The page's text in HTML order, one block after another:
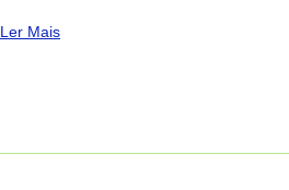
perfeitamente mate. O que me faz dar
parecer que, depois de tocar na cara,
ar, que não deixam de todo esta
este preço, e dadas a sensação... não
Ler MaisLer Mais Sobre Esta Avaliação